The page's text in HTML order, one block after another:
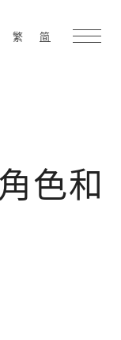
繁 简
色和